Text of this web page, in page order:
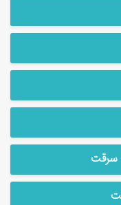
سرقت